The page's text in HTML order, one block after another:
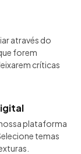
através do
forem
críticas
plataforma
temas